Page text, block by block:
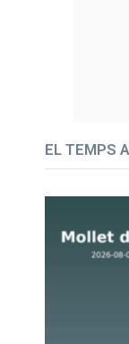
EL TEMPS